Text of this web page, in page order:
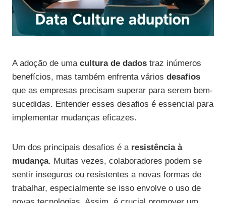
A adoção de uma cultura de dados traz inúmeros
benefícios, mas também enfrenta vários desafios
que as empresas precisam superar para serem bem-
sucedidas. Entender esses desafios é essencial para
implementar mudanças eficazes.
Um dos principais desafios é a resistência à
mudança. Muitas vezes, colaboradores podem se
sentir inseguros ou resistentes a novas formas de
trabalhar, especialmente se isso envolve o uso de